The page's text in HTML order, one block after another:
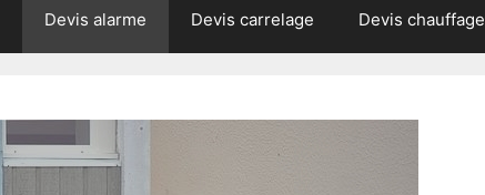
Devis alarme Devis carrelage Devis chauffage